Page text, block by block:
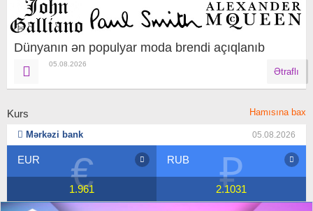
Dünyanın ən populyar moda brendi açıqlanıb
05.08.2026
Ətraflı
Kurs Hamısına bax
Mərkəzi bank 05.08.2026
₽
RUB
2.1031 $
USD
1.7